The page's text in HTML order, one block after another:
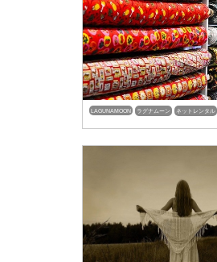
LAGUNAMOON ラグナムーン ネットレンタル